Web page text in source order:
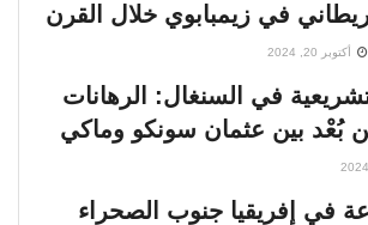
في زيمبابوي خلال القرن
أكتوبر 20, 2024
في السنغال: الرهانات
بُعْد بين عثمان سونكو وماكي
في إفريقيا جنوب الصحراء